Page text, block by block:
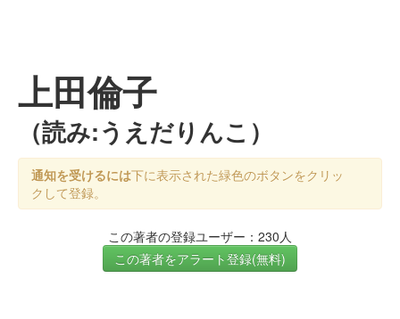
上田倫子
（読み:うえだりんこ）
通知を受けるには下に表示された緑色のボタンをクリッ
クして登録。
この著者の登録ユーザー：230人
この著者をアラート登録(無料)